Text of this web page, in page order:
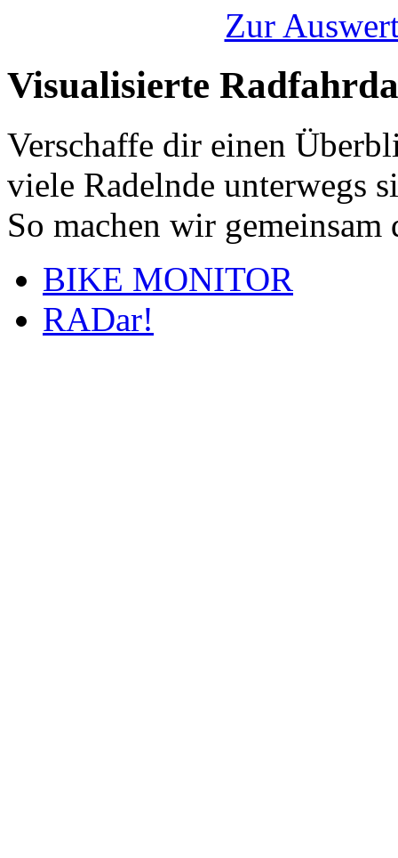
Zur
Visualisierte
Verschaffe dir einen
viele Radelnde unterwegs
So machen wir
BIKE MONITOR
RADar!